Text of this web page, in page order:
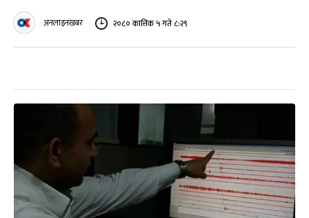
अनलाइनखबर २०८० कात्तिक ५ गते ८:२९